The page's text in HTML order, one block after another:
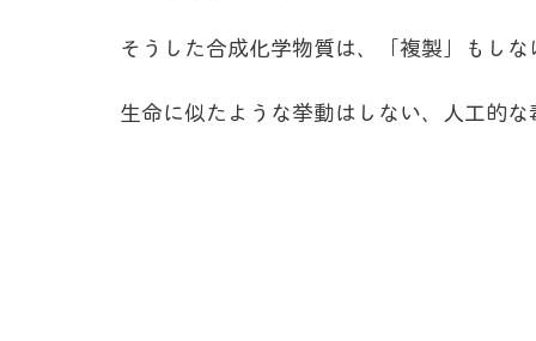
そうした合成化学物質は、「複製」もし
生命に似たような挙動はしない、人工的な